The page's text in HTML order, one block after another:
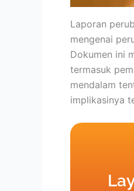
Laporan
mengenai
Dokumen ini
termasuk
mendalam
implikasinya